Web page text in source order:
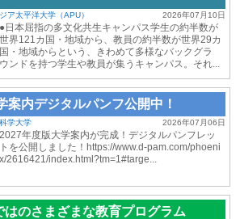
2026年07月10日
ア太平洋大学（APU）
●日本屈指の多文化共生キャンパス学生の約半数が
世界121カ国・地域から、教員の約半数が世界29カ
国・地域からという、きわめて多様なバックグラ
ウンドを持つ学生や教員が集うキャンパス。それ...
案内デジタルパンフ公開中！
2026年07月06日
学大学
2027年度版大学案内が完成！デジタルパンフレッ
トを公開しました！https://www.d-pam.com/phoeni
x/2616421/index.html?tm=1#targe...
はのさまざまな教育プログラム